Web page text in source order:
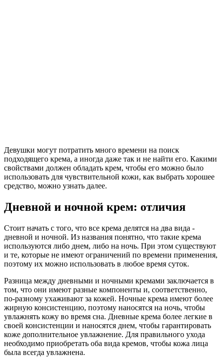
Девушки могут потратить много времени на поиск
подходящего крема, а иногда даже так и не найти его. Какими
свойствами должен обладать крем, чтобы его можно было
использовать для чувствительной кожи, как выбрать хорошее
средство, можно узнать далее.
Дневной и ночной крем: отличия
Стоит начать с того, что все крема делятся на два вида -
дневной и ночной. Из названия понятно, что такие крема
используются либо днем, либо на ночь. При этом существуют
и те, которые не имеют ограничений по времени применения,
поэтому их можно использовать в любое время суток.
Разница между дневными и ночными кремами заключается в
том, что они имеют разные компоненты и, соответственно,
по-разному ухаживают за кожей. Ночные крема имеют более
жирную консистенцию, поэтому наносятся на ночь, чтобы
увлажнять кожу во время сна. Дневные крема более легкие в
своей консистенции и наносятся днем, чтобы гарантировать
коже дополнительное увлажнение. Для правильного ухода
необходимо приобретать оба вида кремов, чтобы кожа лица
была всегда увлажнена.